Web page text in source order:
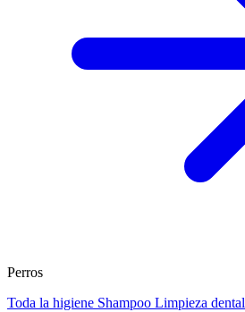
Perros
Toda la higiene Shampoo Limpieza dental